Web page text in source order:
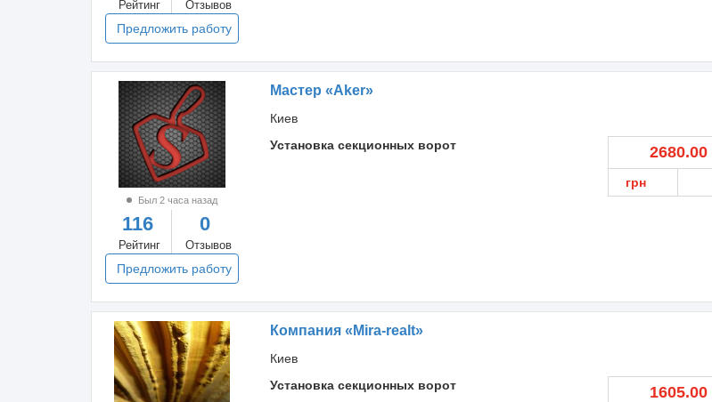
Рейтинг Отзывов
Предложить работу
Был 2 часа назад
116
Рейтинг
0
Отзывов
Предложить работу
Мастер «Aker»
Киев
Установка секционных ворот
2680.00
грн
Компания «Mira-realt»
Киев
Установка секционных ворот
1605.00